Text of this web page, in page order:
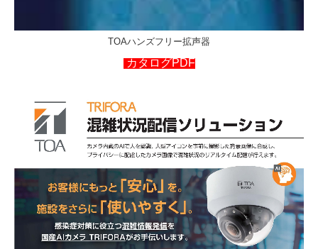
TOAハンズフリー拡声器
カタログPDF